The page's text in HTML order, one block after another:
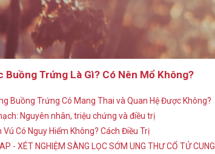
Buồng Trứng Là Gì? Có Nên Mổ Không?
Buồng Trứng Có Mang Thai và Quan Hệ Được Không?
Nguyên nhân, triệu chứng và điều trị
Vú Có Nguy Hiểm Không? Cách Điều Trị
- XÉT NGHIỆM SÀNG LỌC SỚM UNG THƯ CỔ TỬ CUNG